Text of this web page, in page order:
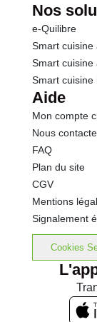
Nos
e-Quilibre
Smart cuisine
Smart cuisine
Smart cuisine
Aide
Mon compte
Nous
FAQ
Plan du site
CGV
Mentions
Signalement
Cookies